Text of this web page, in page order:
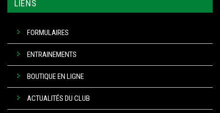
LIENS
FORMULAIRES
ENTRAINEMENTS
BOUTIQUE EN LIGNE
ACTUALITÉS DU CLUB